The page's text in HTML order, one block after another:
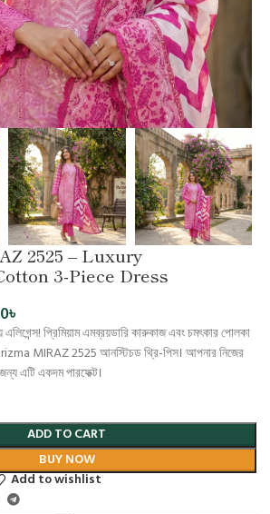
2525 – Luxury
3-Piece Dress
৳
এলিগেন্স! প্রিমিয়াম এমব্রয়ডারি কারুকাজ এবং চমৎকার পোলকা
MIRAZ 2525 আনস্টিচড থ্রি-পিস। আপনার নিজের
এটি একদম পারফেক্ট।
ADD TO CART
BUY NOW
Add to wishlist